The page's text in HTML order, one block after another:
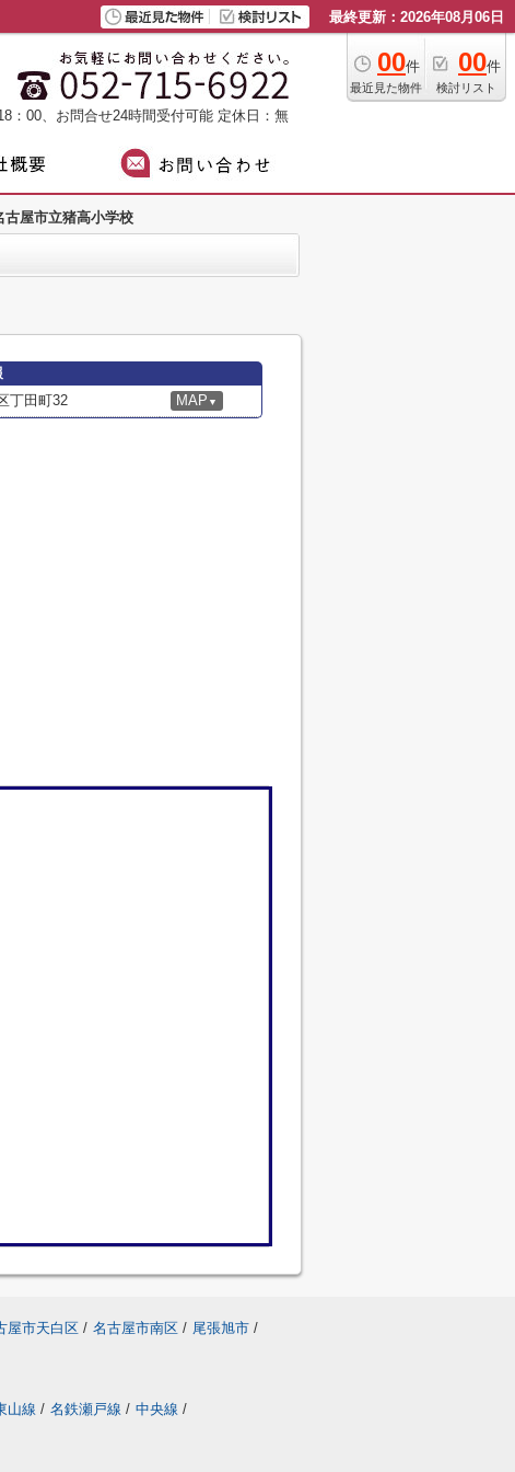
最終更新：2026年08月06日
00件
最近見た物件
00件
検討リスト
：00、お問合せ24時間受付可能 定休日：無
古屋市立猪高小学校
丁田町32 MAP ▼
屋市天白区 / 名古屋市南区 / 尾張旭市 /
山線 / 名鉄瀬戸線 / 中央線 /